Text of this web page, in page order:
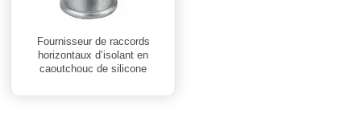
Fournisseur de raccords
horizontaux d’isolant en
caoutchouc de silicone